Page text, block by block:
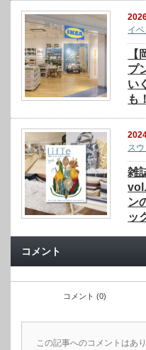
イベ
プ
い
も！
ス
雑
ン
ッ
コメント
コメント (0)
この記事へのコメントはあり